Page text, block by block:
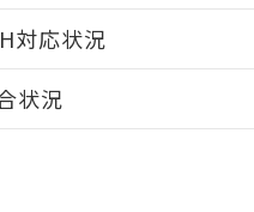
できます。
ログイン/会員登録
対応状況
事項・凡例
状況
にて対応品への在庫切替を完了
とから、特段のことがない限
年1月12日より割愛しておりま